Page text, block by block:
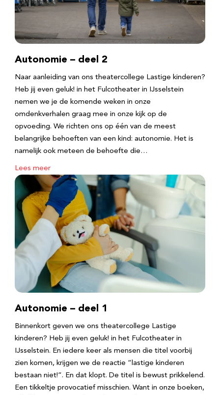
Autonomie – deel 2
Naar aanleiding van ons theatercollege Lastige kinderen?
Heb jij even geluk! in het Fulcotheater in IJsselstein
nemen we je de komende weken in onze
omdenkverhalen graag mee in onze kijk op de
opvoeding. We richten ons op één van de meest
belangrijke behoeften van een kind: autonomie. Het is
namelijk ook meteen de behoefte die…
Lees meer
Autonomie – deel 1
Binnenkort geven we ons theatercollege Lastige
kinderen? Heb jij even geluk! in het Fulcotheater in
IJsselstein. En iedere keer als mensen die titel voorbij
zien komen, krijgen we de reactie “lastige kinderen
bestaan niet!”. En dat klopt. De titel is bewust prikkelend.
Een tikkeltje provocatief misschien. Want in onze boeken,